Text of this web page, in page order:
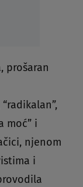
prošaran
moć” i
njenom
i